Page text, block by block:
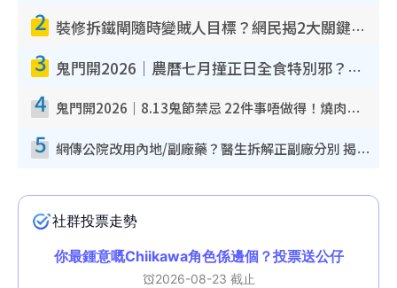
2 裝修拆鐵閘隨時變賊人目標？網民揭2大關鍵用途：裝新式等於白裝？附新舊鐵閘分別
3 鬼門開2026｜農曆七月撞正日全食特別邪？專家警告切忌做一事！揭4大禁忌+2招保平安
4 鬼門開2026｜8.13鬼節禁忌 22件事唔做得！燒肉、刺身要少食？半夜勿吹口哨/打呢個電話
5 網傳公院改用內地/副廠藥？醫生拆解正副廠分別 揭4類人換藥隨時出事